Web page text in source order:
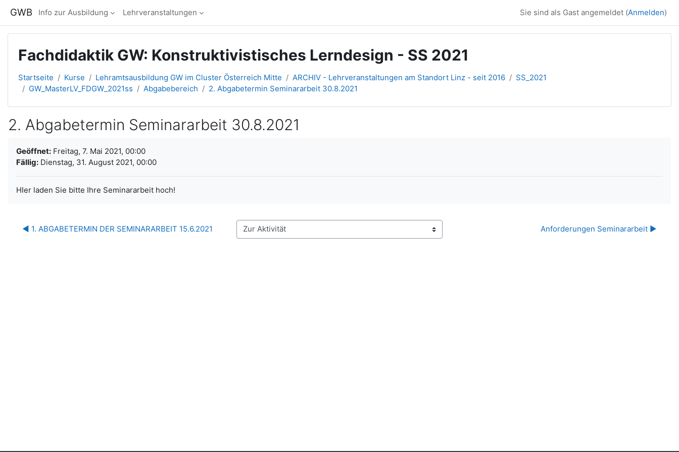
GWB Info zur Ausbildung Lehrveranstaltungen Sie sind als Gast angemeldet (Anmelden)
Fachdidaktik GW: Konstruktivistisches Lerndesign - SS 2021
Startseite Kurse Lehramtsausbildung GW im Cluster Österreich Mitte ARCHIV - Lehrveranstaltungen am Standort Linz - seit 2016
SS_2021
GW_MasterLV_FDGW_2021ss
Abgabebereich 2. Abgabetermin Seminararbeit 30.8.2021
2. Abgabetermin Seminararbeit 30.8.2021
Geöffnet: Freitag, 7. Mai 2021, 00:00
Fällig: Dienstag, 31. August 2021, 00:00
HIer laden Sie bitte Ihre Seminararbeit hoch!
◀︎ 1. ABGABETERMIN DER SEMINARARBEIT 15.6.2021 Zur Aktivität Anforderungen Seminararbeit ▶︎